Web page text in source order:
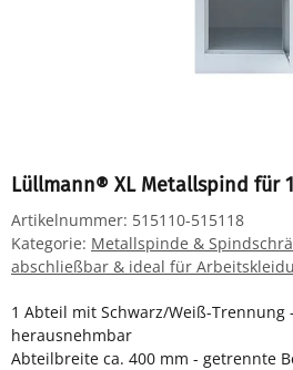
Lüllmann® XL Metallspind für
Artikelnummer: 515110-515118
Kategorie: Metallspinde &
abschließbar & ideal für
1 Abteil mit Schwarz/Weiß-Trennung
herausnehmbar
Abteilbreite ca. 400 mm - getrennte